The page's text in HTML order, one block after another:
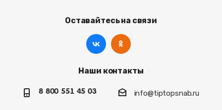
Оставайтесь на связи
Наши контакты
8 800 551 45 03 info@tiptopsnab.ru